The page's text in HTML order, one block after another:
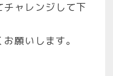
ャレンジして下
願いします。